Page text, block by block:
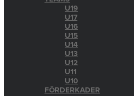
U19
U17
U16
U15
U14
U13
U12
U11
U10
FÖRDERKADER